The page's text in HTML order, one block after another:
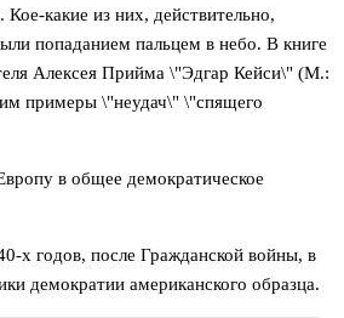
какие из них, действительно,
попаданием пальцем в небо. В книге
Алексея Прийма \"Эдгар Кейси\" (М.:
примеры \"неудач\" \"спящего
в общее демократическое
х годов, после Гражданской войны, в
демократии американского образца.